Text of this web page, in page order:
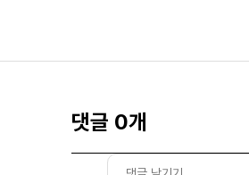
댓글 0개